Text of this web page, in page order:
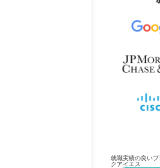
就職実績の良い
クアイエス